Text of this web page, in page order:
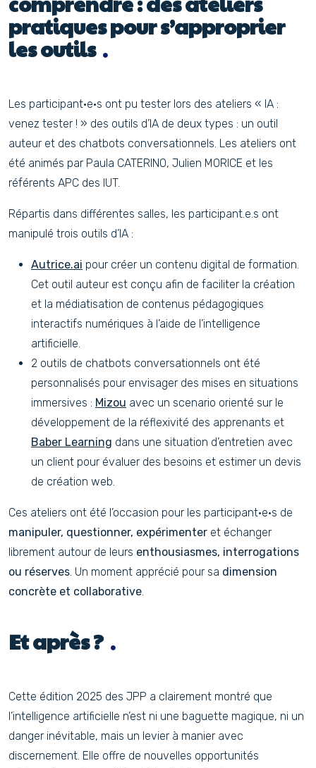
pratiques pour s’approprier
les outils
Les participant·e·s ont pu tester lors des ateliers « IA :
venez tester ! » des outils d’IA de deux types : un outil
auteur et des chatbots conversationnels. Les ateliers ont
été animés par Paula CATERINO, Julien MORICE et les
référents APC des IUT.
Répartis dans différentes salles, les participant.e.s ont
manipulé trois outils d’IA :
Autrice.ai pour créer un contenu digital de formation.
Cet outil auteur est conçu afin de faciliter la création
et la médiatisation de contenus pédagogiques
interactifs numériques à l’aide de l’intelligence
artificielle.
2 outils de chatbots conversationnels ont été
personnalisés pour envisager des mises en situations
immersives : Mizou avec un scenario orienté sur le
développement de la réflexivité des apprenants et
Baber Learning dans une situation d’entretien avec
un client pour évaluer des besoins et estimer un devis
de création web.
Ces ateliers ont été l’occasion pour les participant·e·s de
manipuler, questionner, expérimenter et échanger
librement autour de leurs enthousiasmes, interrogations
ou réserves. Un moment apprécié pour sa dimension
concrète et collaborative.
Et après ?
Cette édition 2025 des JPP a clairement montré que
l’intelligence artificielle n’est ni une baguette magique, ni un
danger inévitable, mais un levier à manier avec
discernement. Elle offre de nouvelles opportunités